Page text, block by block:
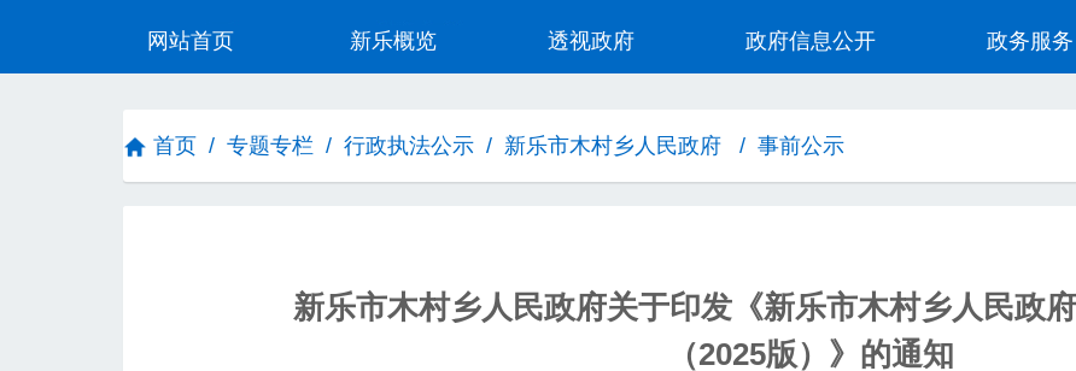
首页 / 专题专栏 / 行政执法公示 / 新乐市木村乡人民政府 / 事前公示
新乐市木村乡人民政府关于印发《新乐市木村乡人民政
（2025版）》的通知